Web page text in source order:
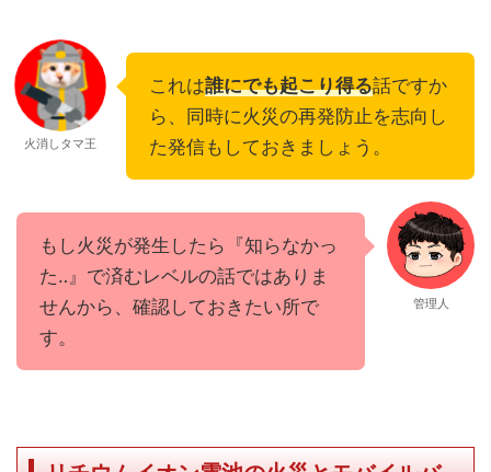
火消しタマ王
これは誰にでも起こり得る話ですか
ら、同時に火災の再発防止を志向し
た発信もしておきましょう。
もし火災が発生したら『知らなかっ
た‥』で済むレベルの話ではありま
せんから、確認しておきたい所で
す。
管理人